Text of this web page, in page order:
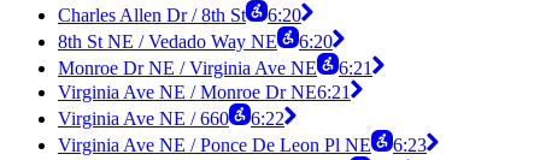
Charles Allen Dr / 8th St
6:20
8th St NE / Vedado Way NE
6:20
Monroe Dr NE / Virginia Ave NE
6:21
Virginia Ave NE / Monroe Dr NE6:21
Virginia Ave NE / 660
6:22
Virginia Ave NE / Ponce De Leon Pl NE
6:23